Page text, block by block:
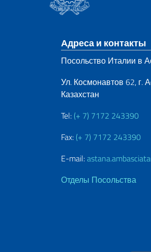
Нижний
Адреса и контакты
Посольство Италии в
Ул. Космонавтов 62, г.
Казахстан
Tel: (+ 7) 7172 243390
Fax: (+ 7) 7172 243390
E-mail:
Отделы Посольства